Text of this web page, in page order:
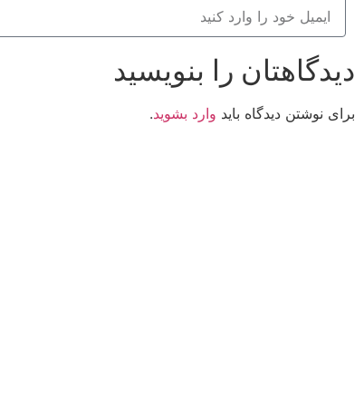
دیدگاهتان را بنویسید
برای نوشتن دیدگاه باید وارد بشوید.